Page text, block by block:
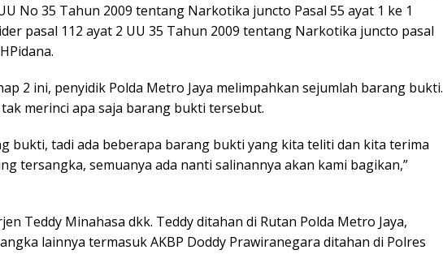
No 35 Tahun 2009 tentang Narkotika juncto Pasal 55 ayat 1 ke 1
pasal 112 ayat 2 UU 35 Tahun 2009 tentang Narkotika juncto pasal
2 ini, penyidik Polda Metro Jaya melimpahkan sejumlah barang bukti.
tak merinci apa saja barang bukti tersebut.
bukti, tadi ada beberapa barang bukti yang kita teliti dan kita terima
tersangka, semuanya ada nanti salinannya akan kami bagikan,”
Teddy Minahasa dkk. Teddy ditahan di Rutan Polda Metro Jaya,
lainnya termasuk AKBP Doddy Prawiranegara ditahan di Polres